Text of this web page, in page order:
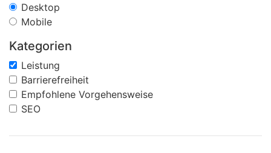
Desktop
Mobile
Kategorien
Leistung
Barrierefreiheit
Empfohlene Vorgehensweise
SEO